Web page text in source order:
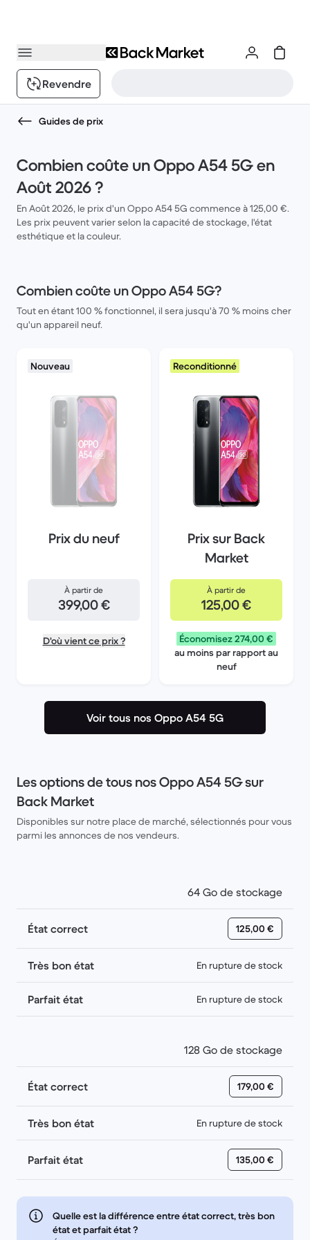
Revendre
Guides de prix
Combien coûte un Oppo A54 5G en
Août 2026 ?
En Août 2026, le prix d'un Oppo A54 5G commence à 125,00 €.
Les prix peuvent varier selon la capacité de stockage, l'état
esthétique et la couleur.
Combien coûte un Oppo A54 5G?
Tout en étant 100 % fonctionnel, il sera jusqu'à 70 % moins cher
qu'un appareil neuf.
Nouveau
Prix du neuf
À partir de
399,00 €
D'où vient ce prix ?
Reconditionné
Prix sur Back
Market
À partir de
125,00 €
Économisez 274,00 €
au moins par rapport au
neuf
Voir tous nos Oppo A54 5G
Les options de tous nos Oppo A54 5G sur
Back Market
Disponibles sur notre place de marché, sélectionnés pour vous
parmi les annonces de nos vendeurs.
64 Go de stockage
État correct 125,00 €
Très bon état En rupture de stock
Parfait état En rupture de stock
128 Go de stockage
État correct 179,00 €
Très bon état En rupture de stock
Parfait état 135,00 €
Quelle est la différence entre état correct, très bon
état et parfait état ?